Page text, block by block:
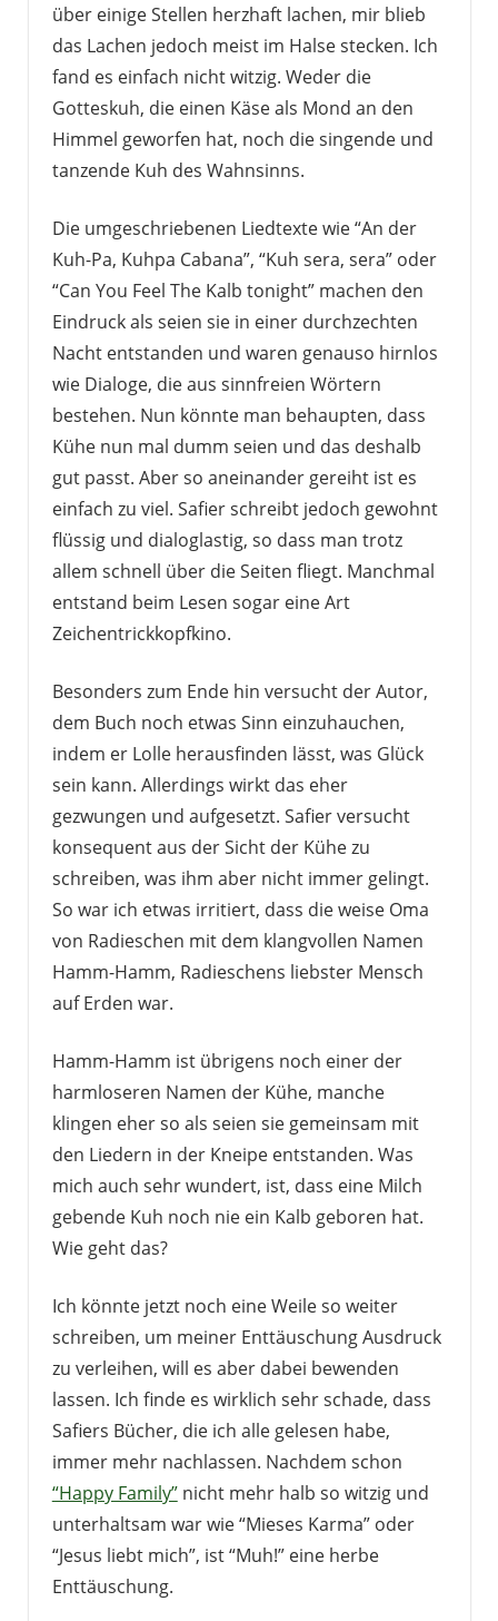
über einige Stellen herzhaft lachen, mir blieb
das Lachen jedoch meist im Halse stecken. Ich
fand es einfach nicht witzig. Weder die
Gotteskuh, die einen Käse als Mond an den
Himmel geworfen hat, noch die singende und
tanzende Kuh des Wahnsinns.
Die umgeschriebenen Liedtexte wie “An der
Kuh-Pa, Kuhpa Cabana”, “Kuh sera, sera” oder
“Can You Feel The Kalb tonight” machen den
Eindruck als seien sie in einer durchzechten
Nacht entstanden und waren genauso hirnlos
wie Dialoge, die aus sinnfreien Wörtern
bestehen. Nun könnte man behaupten, dass
Kühe nun mal dumm seien und das deshalb
gut passt. Aber so aneinander gereiht ist es
einfach zu viel. Safier schreibt jedoch gewohnt
flüssig und dialoglastig, so dass man trotz
allem schnell über die Seiten fliegt. Manchmal
entstand beim Lesen sogar eine Art
Zeichentrickkopfkino.
Besonders zum Ende hin versucht der Autor,
dem Buch noch etwas Sinn einzuhauchen,
indem er Lolle herausfinden lässt, was Glück
sein kann. Allerdings wirkt das eher
gezwungen und aufgesetzt. Safier versucht
konsequent aus der Sicht der Kühe zu
schreiben, was ihm aber nicht immer gelingt.
So war ich etwas irritiert, dass die weise Oma
von Radieschen mit dem klangvollen Namen
Hamm-Hamm, Radieschens liebster Mensch
auf Erden war.
Hamm-Hamm ist übrigens noch einer der
harmloseren Namen der Kühe, manche
klingen eher so als seien sie gemeinsam mit
den Liedern in der Kneipe entstanden. Was
mich auch sehr wundert, ist, dass eine Milch
gebende Kuh noch nie ein Kalb geboren hat.
Wie geht das?
Ich könnte jetzt noch eine Weile so weiter
schreiben, um meiner Enttäuschung Ausdruck
zu verleihen, will es aber dabei bewenden
lassen. Ich finde es wirklich sehr schade, dass
Safiers Bücher, die ich alle gelesen habe,
immer mehr nachlassen. Nachdem schon
“Happy Family”nicht mehr halb so witzig und
unterhaltsam war wie “Mieses Karma” oder
“Jesus liebt mich”, ist “Muh!” eine herbe
Enttäuschung.